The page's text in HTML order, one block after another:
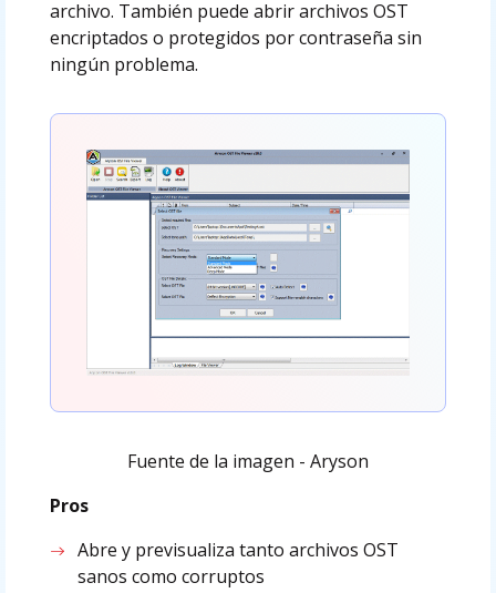
archivo. También puede abrir archivos OST
encriptados o protegidos por contraseña sin
ningún problema.
Fuente de la imagen - Aryson
Pros
Abre y previsualiza tanto archivos OST
sanos como corruptos